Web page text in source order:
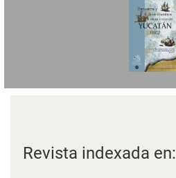
Revista indexada en: